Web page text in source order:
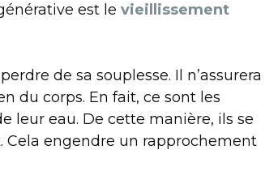
est le vieillissement
de sa souplesse. Il n’assurera
du corps. En fait, ce sont les
leur eau. De cette manière, ils se
engendre un rapprochement